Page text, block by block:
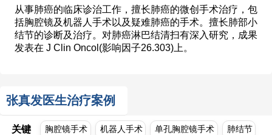
从事肺癌的临床诊治工作，擅长肺癌的微创手术治疗，包
括胸腔镜及机器人手术以及疑难肺癌的手术。擅长肺部小
结节的诊断及治疗。对肺癌淋巴结清扫有深入研究，成果
发表在 J Clin Oncol(影响因子26.303)上。
张真发医生治疗案例
关键
胸腔镜手术 机器人手术 单孔胸腔镜手术 肺结节